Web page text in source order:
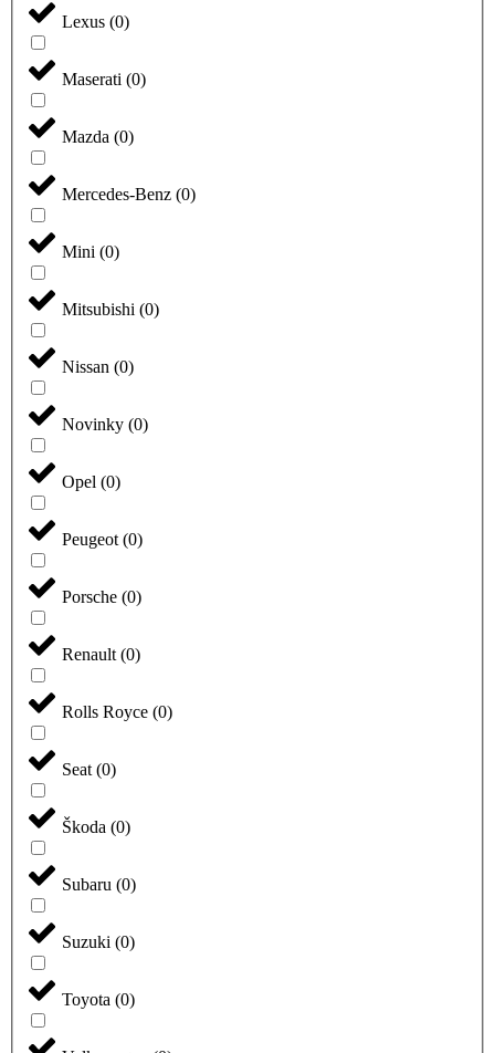
Lexus (0)
Maserati (0)
Mazda (0)
Mercedes-Benz (0)
Mini (0)
Mitsubishi (0)
Nissan (0)
Novinky (0)
Opel (0)
Peugeot (0)
Porsche (0)
Renault (0)
Rolls Royce (0)
Seat (0)
Škoda (0)
Subaru (0)
Suzuki (0)
Toyota (0)